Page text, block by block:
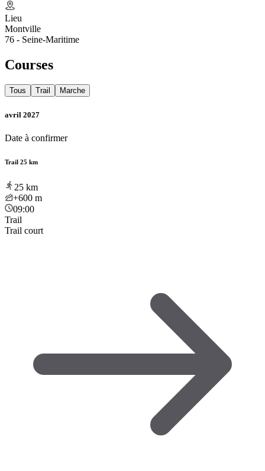
Lieu
Montville
76 - Seine-Maritime
Courses
Tous Trail Marche
avril 2027
Date à confirmer
Trail 25 km
25 km
+600 m
09:00
Trail
Trail court